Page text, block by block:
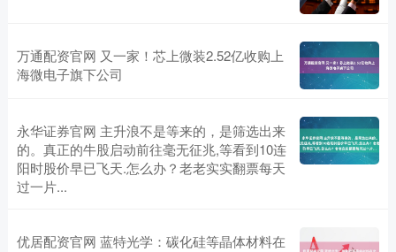
万通配资官网 又一家！芯上微装2.52亿收购上
海微电子旗下公司
永华证券官网 主升浪不是等来的，是筛选出来
的。真正的牛股启动前往毫无征兆,等看到10连
阳时股价早已飞天.怎么办？老老实实翻票每天
过一片...
优居配资官网 蓝特光学：碳化硅等晶体材料在